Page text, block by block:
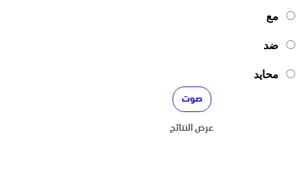
مع
ضد
محايد
عرض النتائج